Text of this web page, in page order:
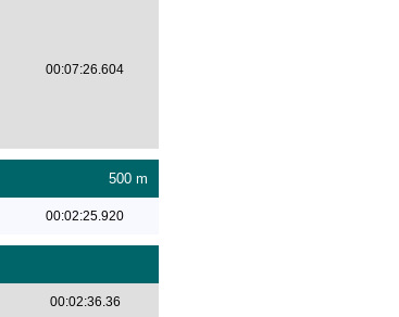
00:07:26.604
500 m
00:02:25.920
00:02:36.36